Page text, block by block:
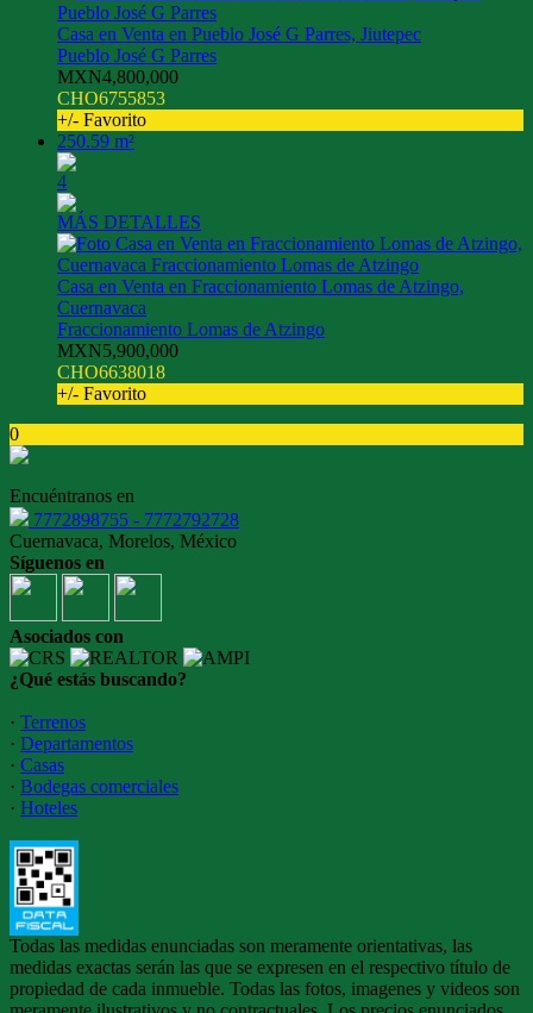
Casa en Venta en Pueblo José G Parres, Jiutepec
Pueblo José G Parres
MXN4,800,000
CHO6755853
+/- Favorito
250.59 m²
4
MÁS DETALLES
Casa en Venta en Fraccionamiento Lomas de Atzingo,
Cuernavaca
Fraccionamiento Lomas de Atzingo
MXN5,900,000
CHO6638018
+/- Favorito
0
Encuéntranos en
7772898755 - 7772792728
Cuernavaca, Morelos, México
Síguenos en
Asociados con
¿Qué estás buscando?
· Terrenos
· Departamentos
· Casas
· Bodegas comerciales
· Hoteles
Todas las medidas enunciadas son meramente orientativas, las
medidas exactas serán las que se expresen en el respectivo título de
propiedad de cada inmueble. Todas las fotos, imagenes y videos son